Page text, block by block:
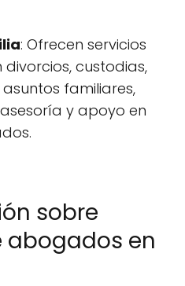
: Ofrecen servicios
custodias,
familiares,
y apoyo en
sobre
abogados en